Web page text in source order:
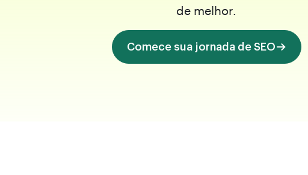
de melhor.
Comece sua jornada de SEO